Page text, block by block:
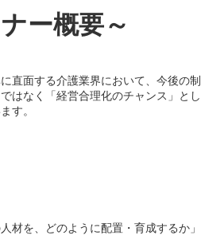
ー概要～
直面する介護業界において、今後の制
はなく「経営合理化のチャンス」とし
す。
材を、どのように配置・育成するか」